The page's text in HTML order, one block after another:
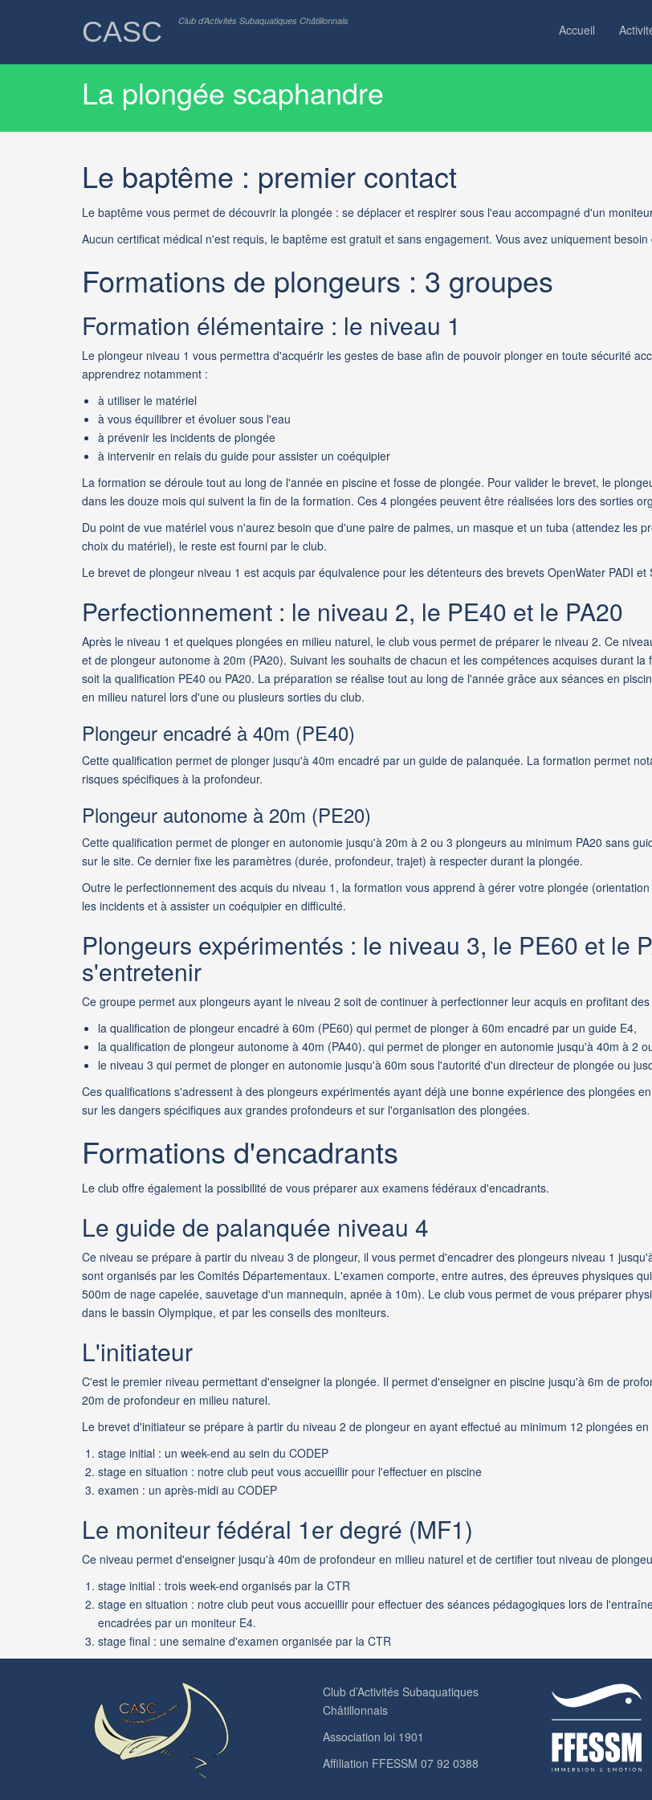
CASC Club d’Activités Subaquatiques Châtillonnais
Accueil
La plongée scaphandre
Le baptême : premier contact
Le baptême vous permet de découvrir la plongée : se déplacer et respirer sous l'eau accompagné d'un
Aucun certificat médical n'est requis, le baptême est gratuit et sans engagement. Vous avez uniquement
Formations de plongeurs : 3 groupes
Formation élémentaire : le niveau 1
Le plongeur niveau 1 vous permettra d'acquérir les gestes de base afin de pouvoir plonger en toute sécurité
apprendrez notamment :
à utiliser le matériel
à vous équilibrer et évoluer sous l'eau
à prévenir les incidents de plongée
à intervenir en relais du guide pour assister un coéquipier
La formation se déroule tout au long de l'année en piscine et fosse de plongée. Pour valider le brevet, le
dans les douze mois qui suivent la fin de la formation. Ces 4 plongées peuvent être réalisées lors des sorties
Du point de vue matériel vous n'aurez besoin que d'une paire de palmes, un masque et un tuba (attendez les
choix du matériel), le reste est fourni par le club.
Le brevet de plongeur niveau 1 est acquis par équivalence pour les détenteurs des brevets OpenWater PADI et
Perfectionnement : le niveau 2, le PE40 et le PA20
Après le niveau 1 et quelques plongées en milieu naturel, le club vous permet de préparer le niveau 2. Ce
et de plongeur autonome à 20m (PA20). Suivant les souhaits de chacun et les compétences acquises durant
soit la qualification PE40 ou PA20. La préparation se réalise tout au long de l'année grâce aux séances en
en milieu naturel lors d'une ou plusieurs sorties du club.
Plongeur encadré à 40m (PE40)
Cette qualification permet de plonger jusqu'à 40m encadré par un guide de palanquée. La formation permet
risques spécifiques à la profondeur.
Plongeur autonome à 20m (PE20)
Cette qualification permet de plonger en autonomie jusqu'à 20m à 2 ou 3 plongeurs au minimum PA20 sans
sur le site. Ce dernier fixe les paramètres (durée, profondeur, trajet) à respecter durant la plongée.
Outre le perfectionnement des acquis du niveau 1, la formation vous apprend à gérer votre plongée
les incidents et à assister un coéquipier en difficulté.
Plongeurs expérimentés : le niveau 3, le PE60 et le
s'entretenir
Ce groupe permet aux plongeurs ayant le niveau 2 soit de continuer à perfectionner leur acquis en profitant
la qualification de plongeur encadré à 60m (PE60) qui permet de plonger à 60m encadré par un guide E4,
la qualification de plongeur autonome à 40m (PA40). qui permet de plonger en autonomie jusqu'à 40m à 2
le niveau 3 qui permet de plonger en autonomie jusqu'à 60m sous l'autorité d'un directeur de plongée ou
Ces qualifications s'adressent à des plongeurs expérimentés ayant déjà une bonne expérience des plongées
sur les dangers spécifiques aux grandes profondeurs et sur l'organisation des plongées.
Formations d'encadrants
Le club offre également la possibilité de vous préparer aux examens fédéraux d'encadrants.
Le guide de palanquée niveau 4
Ce niveau se prépare à partir du niveau 3 de plongeur, il vous permet d'encadrer des plongeurs niveau 1
sont organisés par les Comités Départementaux. L'examen comporte, entre autres, des épreuves physiques
500m de nage capelée, sauvetage d'un mannequin, apnée à 10m). Le club vous permet de vous préparer
dans le bassin Olympique, et par les conseils des moniteurs.
L'initiateur
C'est le premier niveau permettant d'enseigner la plongée. Il permet d'enseigner en piscine jusqu'à 6m de
20m de profondeur en milieu naturel.
Le brevet d'initiateur se prépare à partir du niveau 2 de plongeur en ayant effectué au minimum 12 plongées
stage initial : un week-end au sein du CODEP
stage en situation : notre club peut vous accueillir pour l'effectuer en piscine
examen : un après-midi au CODEP
Le moniteur fédéral 1er degré (MF1)
Ce niveau permet d'enseigner jusqu'à 40m de profondeur en milieu naturel et de certifier tout niveau de
stage initial : trois week-end organisés par la CTR
stage en situation : notre club peut vous accueillir pour effectuer des séances pédagogiques lors de
encadrées par un moniteur E4.
stage final : une semaine d'examen organisée par la CTR
Club d’Activités Subaquatiques
Châtillonnais
Association loi 1901
Affiliation FFESSM 07 92 0388